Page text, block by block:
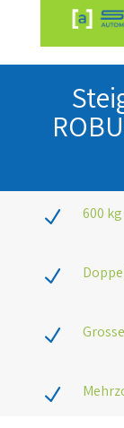
N 600
N
N
N